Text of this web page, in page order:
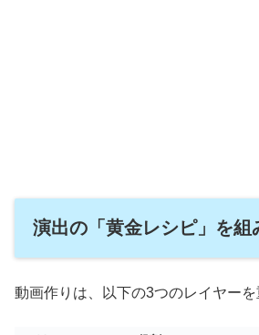
演出の「黄金レシピ」を組
動画作りは、以下の3つのレイヤーを